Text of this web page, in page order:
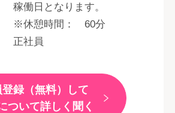
稼働日となります。
※休憩時間： 60分
正社員
登録（無料）して
ついて詳しく聞く